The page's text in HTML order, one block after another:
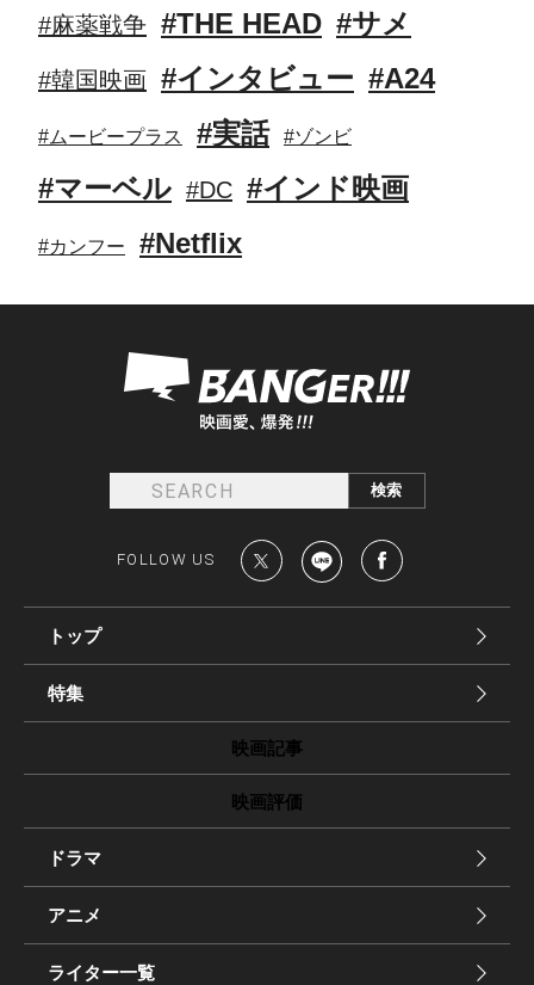
#麻薬戦争 #THE HEAD #サメ
#韓国映画 #インタビュー #A24
#ムービープラス #実話 #ゾンビ
#マーベル #DC #インド映画
#カンフー #Netflix
FOLLOW US
トップ
特集
映画記事
映画評価
ドラマ
アニメ
ライター一覧